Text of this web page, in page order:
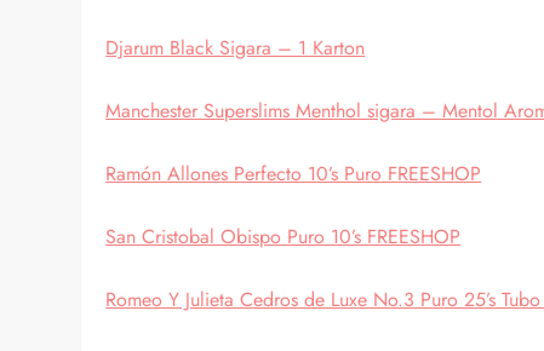
Djarum Black Sigara – 1 Karton
Manchester Superslims Menthol sigara – Mentol
Ramón Allones Perfecto 10’s Puro FREESHOP
San Cristobal Obispo Puro 10’s FREESHOP
Romeo Y Julieta Cedros de Luxe No.3 Puro 25’s Tubo